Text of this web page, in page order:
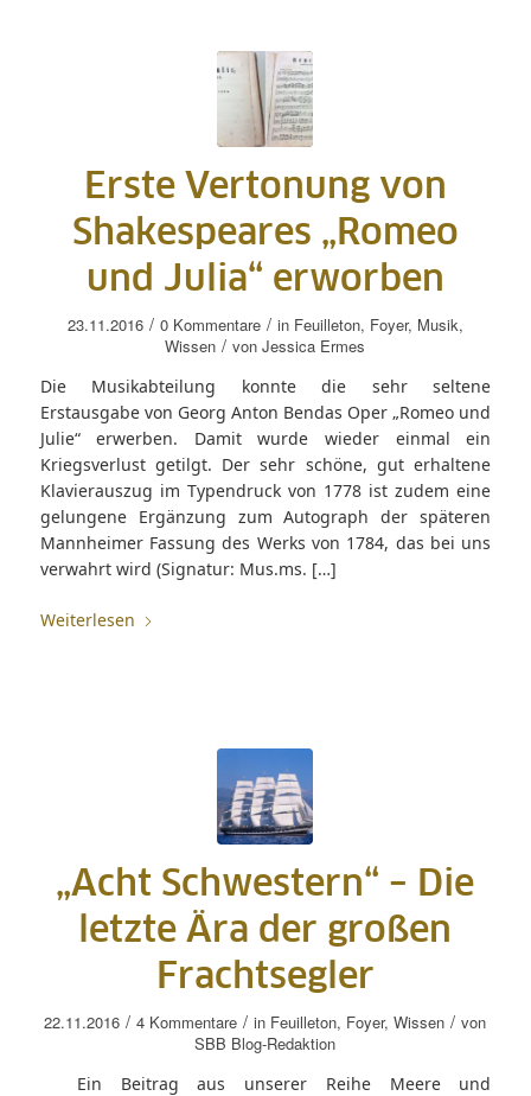
Erste Vertonung von
Shakespeares „Romeo
und Julia“ erworben
23.11.2016 / 0 Kommentare / in Feuilleton, Foyer, Musik,
Wissen / vonJessica Ermes
Die Musikabteilung konnte die sehr seltene
Erstausgabe von Georg Anton Bendas Oper „Romeo und
Julie“ erwerben. Damit wurde wieder einmal ein
Kriegsverlust getilgt. Der sehr schöne, gut erhaltene
Klavierauszug im Typendruck von 1778 ist zudem eine
gelungene Ergänzung zum Autograph der späteren
Mannheimer Fassung des Werks von 1784, das bei uns
verwahrt wird (Signatur: Mus.ms. […]
Weiterlesen
„Acht Schwestern“ – Die
letzte Ära der großen
Frachtsegler
22.11.2016 / 4 Kommentare / in Feuilleton, Foyer,Wissen / von
SBB Blog-Redaktion
Ein Beitrag aus unserer Reihe Meere und